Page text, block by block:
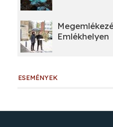
Emlékhelyen
ESEMÉNYEK